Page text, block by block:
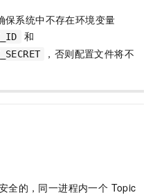
保系统中不存在环境变量
和
，否则配置文件将不
全的，同一进程内一个 Topic